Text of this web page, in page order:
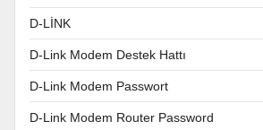
D-LİNK
D-Link Modem Destek Hattı
D-Link Modem Passwort
D-Link Modem Router Password